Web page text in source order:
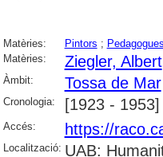
Matèries: Pintors ; Pedagogues
Matèries:
Ziegler, Albert
Àmbit: Tossa de Mar
Cronologia: [1923 - 1953]
Accés: https://
Localització: UAB: